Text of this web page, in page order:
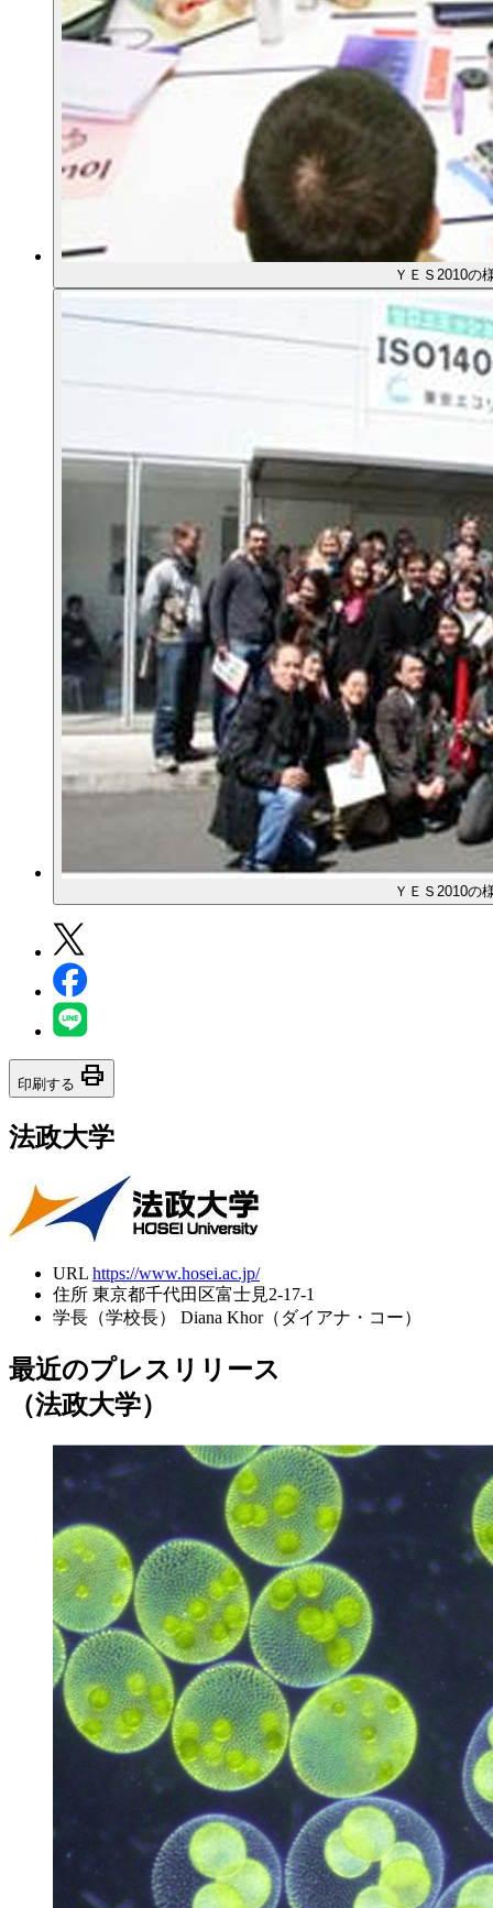
ＹＥＳ2010の
ＹＥＳ2010の
印刷する print
法政大学
URL https://www.hosei.ac.jp/
住所 東京都千代田区富士見2-17-1
学長（学校長）
Diana Khor（ダイアナ・コー）
最近のプレスリリース
（法政大学）